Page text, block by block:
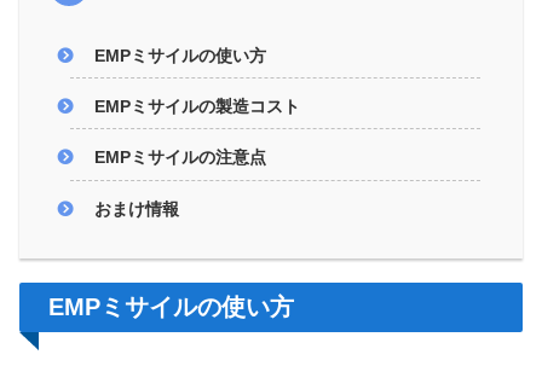
EMPミサイルの使い方
EMPミサイルの製造コスト
EMPミサイルの注意点
おまけ情報
EMPミサイルの使い方